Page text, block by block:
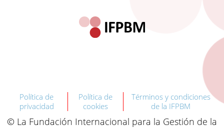
Política de
privacidad
Política de
cookies
Términos y condiciones
de la IFPBM
© La Fundación Internacional para la Gestión de la